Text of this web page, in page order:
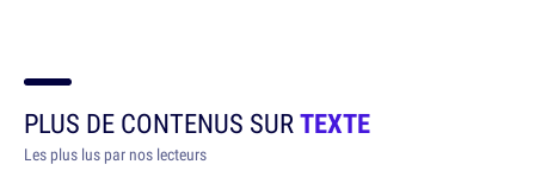
PLUS DE CONTENUS SURTEXTE
Les plus lus par nos lecteurs